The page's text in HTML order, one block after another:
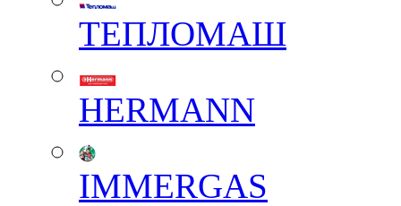
ТЕПЛОМАШ
HERMANN
IMMERGAS